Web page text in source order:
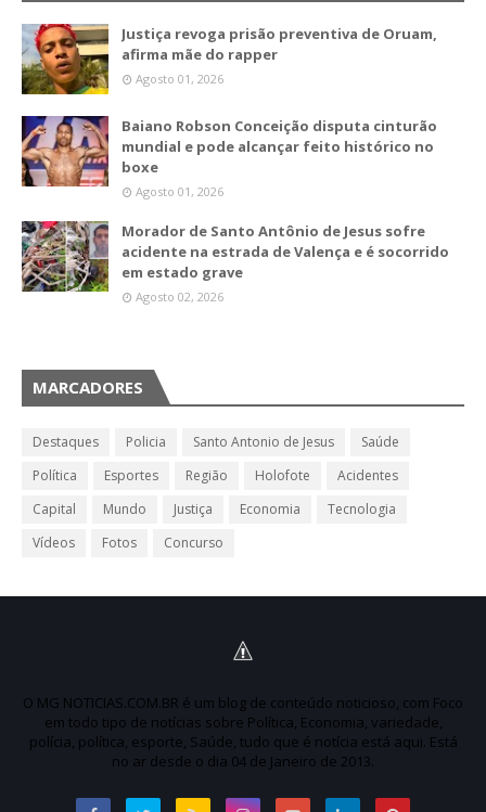
Justiça revoga prisão preventiva de Oruam,
afirma mãe do rapper
Agosto 01, 2026
Baiano Robson Conceição disputa cinturão
mundial e pode alcançar feito histórico no
boxe
Agosto 01, 2026
Morador de Santo Antônio de Jesus sofre
acidente na estrada de Valença e é socorrido
em estado grave
Agosto 02, 2026
MARCADORES
Destaques Policia Santo Antonio de Jesus
Saúde
Política
Esportes Região Holofote
Acidentes
Capital
Mundo Justiça Economia
Tecnologia
Vídeos
Fotos Concurso
O MG NOTICIAS.COM.BR é um blog de conteúdo noticioso, com Foco
em todo tipo de notícias sobre Política, Economia, variedade,
polícia, política, esporte, Saúde, tudo que é notícia está aqui. Está
no ar desde o dia 04 de Janeiro de 2013.